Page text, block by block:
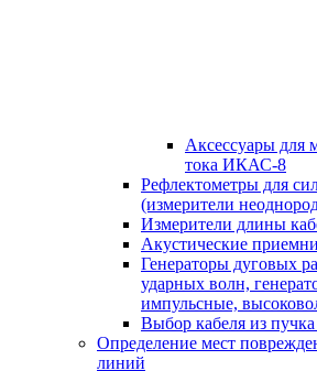
Аксессуары для
тока ИКАС-8
Рефлектометры для
(измерители
Измерители длины
Акустические
Генераторы дуговых
ударных волн,
импульсные,
Выбор кабеля из
Определение мест
линий